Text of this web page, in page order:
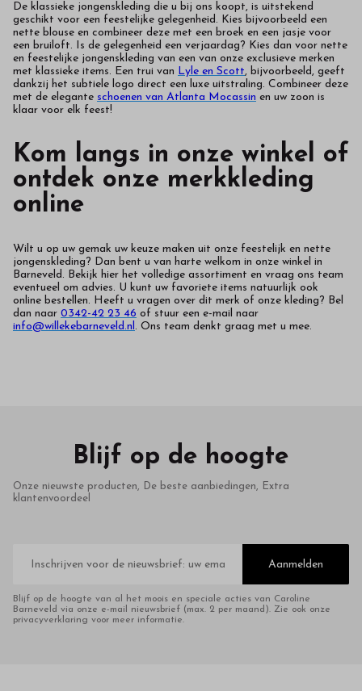
De klassieke jongenskleding die u bij ons koopt, is uitstekend
geschikt voor een feestelijke gelegenheid. Kies bijvoorbeeld een
nette blouse en combineer deze met een broek en een jasje voor
een bruiloft. Is de gelegenheid een verjaardag? Kies dan voor nette
en feestelijke jongenskleding van een van onze exclusieve merken
met klassieke items. Een trui van Lyle en Scott, bijvoorbeeld, geeft
dankzij het subtiele logo direct een luxe uitstraling. Combineer deze
met de elegante schoenen van Atlanta Mocassin en uw zoon is
klaar voor elk feest!
Kom langs in onze winkel of
ontdek onze merkkleding
online
Wilt u op uw gemak uw keuze maken uit onze feestelijk en nette
jongenskleding? Dan bent u van harte welkom in onze winkel in
Barneveld. Bekijk hier het volledige assortiment en vraag ons team
eventueel om advies. U kunt uw favoriete items natuurlijk ook
online bestellen. Heeft u vragen over dit merk of onze kleding? Bel
dan naar 0342-42 23 46 of stuur een e-mail naar
info@willekebarneveld.nl. Ons team denkt graag met u mee.
Blijf op de hoogte
Onze nieuwste producten, De beste aanbiedingen, Extra
klantenvoordeel
mailadres
Aanmelden
Blijf op de hoogte van al het moois en speciale acties van Caroline
Barneveld via onze e-mail nieuwsbrief (max. 2 per maand). Zie ook onze
privacyverklaring voor meer informatie.